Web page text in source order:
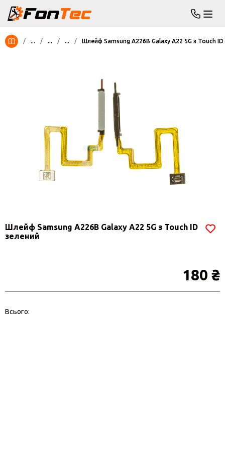
/ ... / ... / ... / Шлейф Samsung A226B Galaxy A22 5G з Touch ID
Шлейф Samsung A226B Galaxy A22 5G з Touch ID
зелений
180 ₴
Всього: